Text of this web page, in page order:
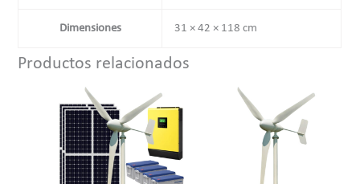
Dimensiones 31 × 42 × 118 cm
Productos relacionados